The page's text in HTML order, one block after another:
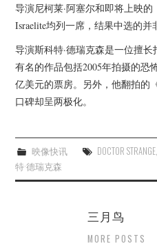
导演尼柯莱·阿塞尔和即将上映
Israelite均列一席，结果中选的并
导演斯科特·德瑞克森是一位擅
有名的作品包括2005年拍摄的恐
亿美元的票房。另外，他翻拍的
口碑却呈两极化。
映像快讯 DOCTOR STRANGE,
特·德瑞克森
三月鸟
MORE POSTS